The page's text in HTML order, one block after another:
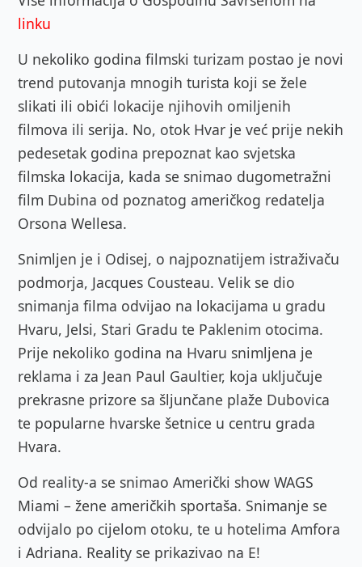
linku
U nekoliko godina filmski turizam postao je novi
trend putovanja mnogih turista koji se žele
slikati ili obići lokacije njihovih omiljenih
filmova ili serija. No, otok Hvar je već prije nekih
pedesetak godina prepoznat kao svjetska
filmska lokacija, kada se snimao dugometražni
film Dubina od poznatog američkog redatelja
Orsona Wellesa.
Snimljen je i Odisej, o najpoznatijem istraživaču
podmorja, Jacques Cousteau. Velik se dio
snimanja filma odvijao na lokacijama u gradu
Hvaru, Jelsi, Stari Gradu te Paklenim otocima.
Prije nekoliko godina na Hvaru snimljena je
reklama i za Jean Paul Gaultier, koja uključuje
prekrasne prizore sa šljunčane plaže Dubovica
te popularne hvarske šetnice u centru grada
Hvara.
Od reality-a se snimao Američki show WAGS
Miami – žene američkih sportaša. Snimanje se
odvijalo po cijelom otoku, te u hotelima Amfora
i Adriana. Reality se prikazivao na E!